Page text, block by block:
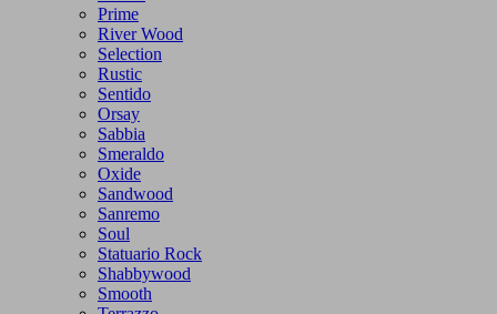
Prime
River Wood
Selection
Rustic
Sentido
Orsay
Sabbia
Smeraldo
Oxide
Sandwood
Sanremo
Soul
Statuario Rock
Shabbywood
Smooth